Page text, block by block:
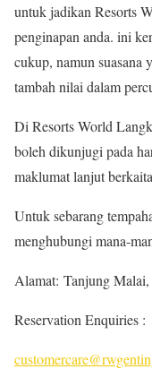
untuk jadikan Resorts
penginapan anda. ini
cukup, namun suasana
tambah nilai dalam
Di Resorts World
boleh dikunjugi pada
maklumat lanjut
Untuk sebarang
menghubungi mana-
Alamat: Tanjung
Reservation Enquiries :